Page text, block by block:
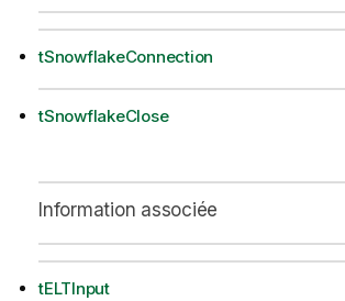
tSnowflakeConnection
tSnowflakeClose
Information associée
tELTInput